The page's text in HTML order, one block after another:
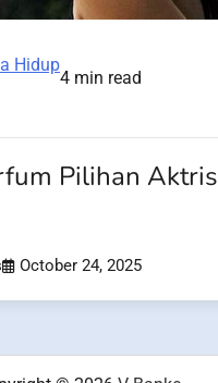
Hidup
4 min read
Pilihan Aktris
October 24, 2025